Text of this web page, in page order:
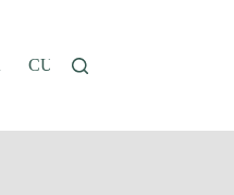
CUCINA E RICETTE